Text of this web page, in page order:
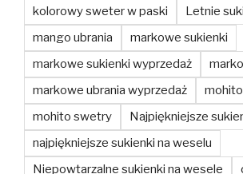
kolorowy sweter w paski
Letnie
mango ubrania
markowe sukienki
markowe sukienki wyprzedaż
markowe ubrania wyprzedaż
mohito swetry
Najpiękniejsze
najpiękniejsze sukienki na weselu
Niepowtarzalne sukienki na wesele